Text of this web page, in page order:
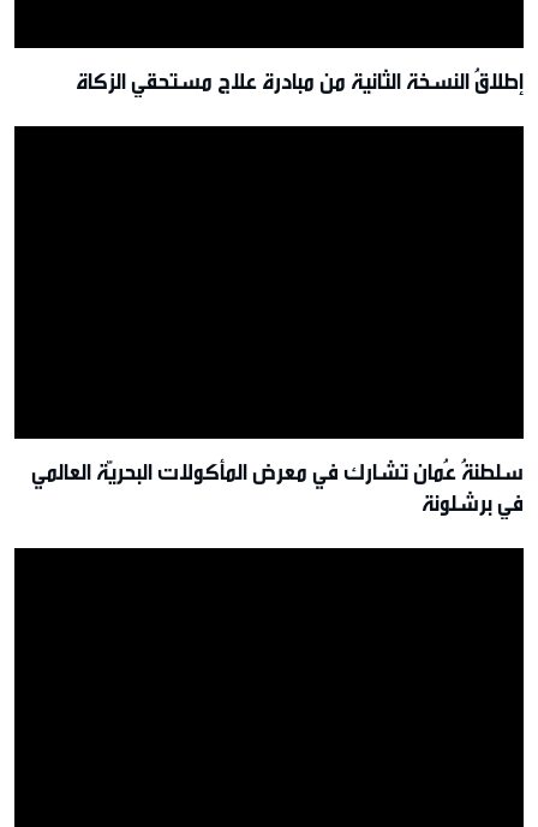
إطلاقُ النسخة الثانية من مبادرة علاج مستحقي الزكاة
سلطنةُ عُمان تشارك في معرض المأكولات البحريّة العالمي
في برشلونة